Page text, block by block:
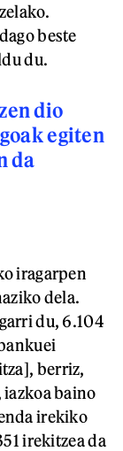
beste
du.
dio
egiten
da
iragarpen
dela.
du, 6.104
berriz,
baino
irekiko
irekitzea da